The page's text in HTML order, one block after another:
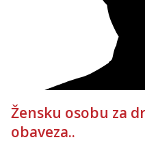
Žensku osobu za
obaveza..